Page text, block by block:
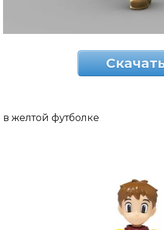
в желтой футболке